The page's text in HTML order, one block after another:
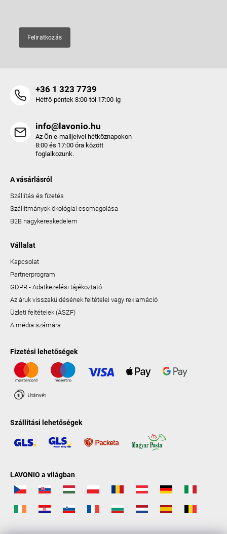
Feliratkozás
+36 1 323 7739
Hétfő-péntek 8:00-tól 17:00-ig
info@lavonio.hu
Az Ön e-mailjeivel hétköznapokon
8:00 és 17:00 óra között
foglalkozunk.
A vásárlásról
Szállítás és fizetés
Szállítmányok ökológiai csomagolása
B2B nagykereskedelem
Vállalat
Kapcsolat
Partnerprogram
GDPR - Adatkezelési tájékoztató
Az áruk visszaküldésének feltételei vagy reklamáció
Üzleti feltételek (ÁSZF)
A média számára
Fizetési lehetőségek
Szállítási lehetőségek
LAVONIO a világban